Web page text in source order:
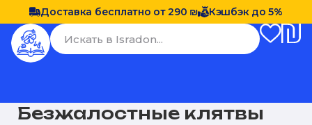
Доставка бесплатно от 290 ₪ Кэшбэк до 5%
Безжалостные клятвы